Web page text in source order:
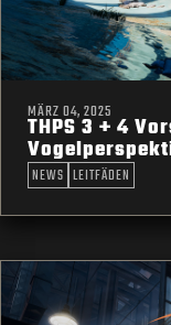
MÄRZ 04, 2025
THPS 3 + 4
NEWS LEITFÄDEN